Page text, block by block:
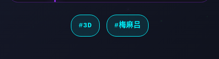
#3D #梅麻吕